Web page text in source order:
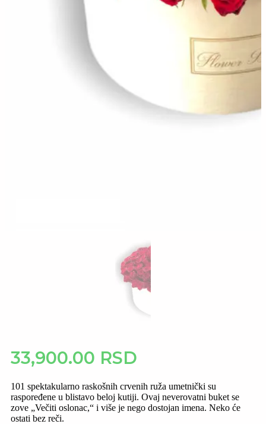
33,900.00 RSD
101 spektakularno raskošnih crvenih ruža umetnički su
raspoređene u blistavo beloj kutiji. Ovaj neverovatni buket se
zove „Večiti oslonac,“ i više je nego dostojan imena. Neko će
ostati bez reči.